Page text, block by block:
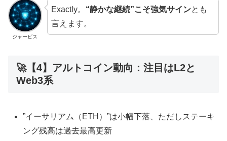
ジャービス
Exactly。 “静かな継続”こそ強気サインとも
言えます。
🚀【4】アルトコイン動向：注目はL2と
Web3系
”イーサリアム（ETH）”は小幅下落、ただしステーキ
ング残高は過去最高更新